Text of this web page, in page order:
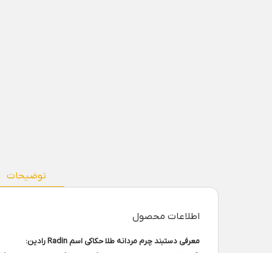
توضیحات
اطلاعات محصول
معرفی دستبند چرم مردانه طلا حکاکی اسم Radin رادین: